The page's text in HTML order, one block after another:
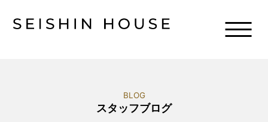
BLOG
スタッフブログ